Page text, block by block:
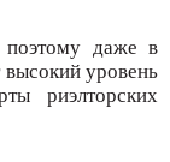
поэтому даже в
высокий уровень
риэлторских